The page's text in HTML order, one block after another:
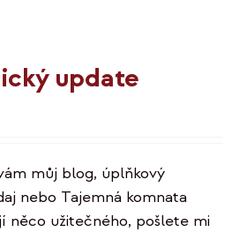
update
můj blog, úplňkový
nebo Tajemná komnata
něco užitečného, pošlete mi